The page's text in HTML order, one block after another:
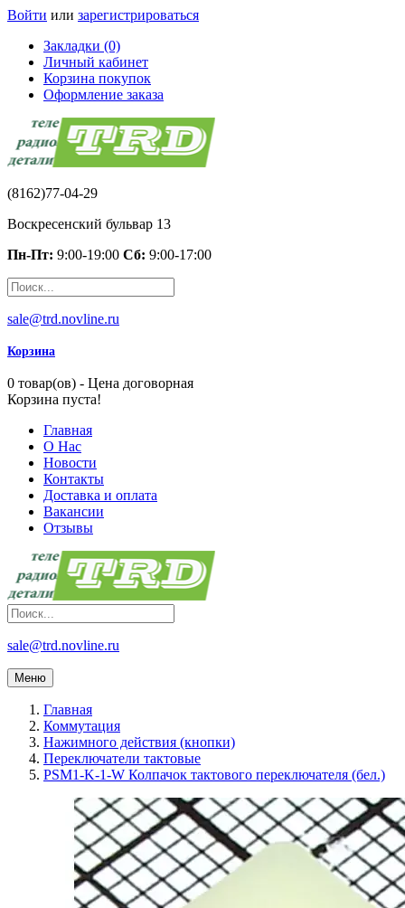
Войти или зарегистрироваться
Закладки (0)
Личный кабинет
Корзина покупок
Оформление заказа
(8162)77-04-29
Воскресенский бульвар 13
Пн-Пт: 9:00-19:00 Сб: 9:00-17:00
sale@trd.novline.ru
Корзина
0 товар(ов) - Цена договорная
Корзина пуста!
Главная
О Нас
Новости
Контакты
Доставка и оплата
Вакансии
Отзывы
sale@trd.novline.ru
Меню
Главная
Коммутация
Нажимного действия (кнопки)
Переключатели тактовые
PSM1-K-1-W Колпачок тактового переключателя (бел.)